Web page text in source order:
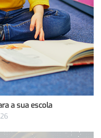
a sua escola